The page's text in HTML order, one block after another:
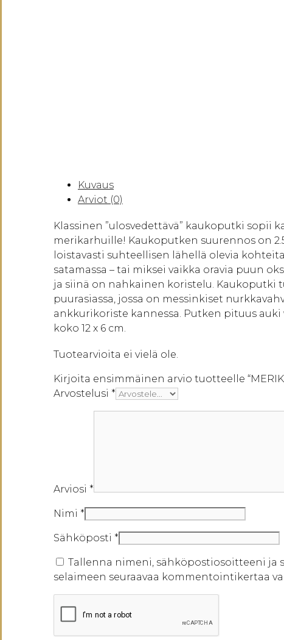
Kuvaus
Arviot (0)
Klassinen ”ulosvedettävä” kaukoputki sopii
merikarhuille! Kaukoputken suurennos on
loistavasti suhteellisen lähellä olevia
satamassa – tai miksei vaikka oravia puun
ja siinä on nahkainen koristelu. Kaukoputki
puurasiassa, jossa on messinkiset
ankkurikoriste kannessa. Putken pituus auki
koko 12 x 6 cm.
Tuotearvioita ei vielä ole.
Kirjoita ensimmäinen arvio tuotteelle
Arvostelusi *
Arviosi *
Nimi *
Sähköposti *
Tallenna nimeni, sähköpostiosoitteeni ja
selaimeen seuraavaa kommentointikertaa